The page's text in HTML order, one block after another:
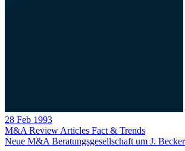
28 Feb 1993
M&A Review Articles Fact & Trends
Neue M&A Beratungsgesellschaft um J.